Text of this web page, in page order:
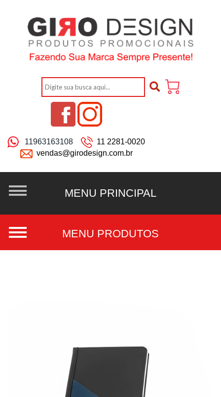
11963163108
11 2281-0020
vendas@girodesign.com.br